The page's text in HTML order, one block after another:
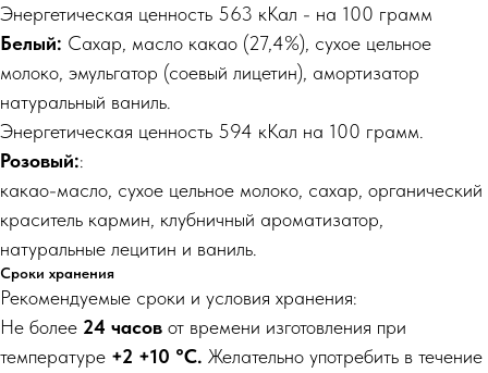
Энергетическая ценность 563 кКал - на 100 грамм
Белый: Cахар, масло какао (27,4%), сухое цельное
молоко, эмульгатор (соевый лицетин), амортизатор
натуральный ваниль.
Энергетическая ценность 594 кКал на 100 грамм.
Розовый::
какао-масло, сухое цельное молоко, сахар, органический
краситель кармин, клубничный ароматизатор,
натуральные лецитин и ваниль.
Сроки хранения
Рекомендуемые сроки и условия хранения:
Не более 24 часов от времени изготовления при
температуре +2 +10 °С. Желательно употребить в течение